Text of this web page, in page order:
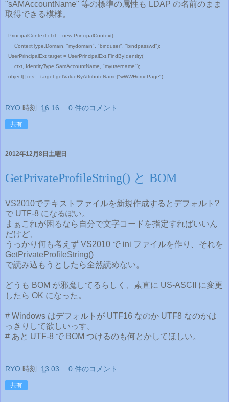
"sAMAccountName" 等の標準の属性も LDAP の名前のまま
取得できる模様。
PrincipalContext ctxt = new PrincipalContext(
ContextType.Domain, "mydomain", "binduser", "bindpasswd");
UserPrincipalExt target = UserPrincipalExt.FindByIdentity(
ctxt, IdentityType.SamAccountName, "myusername");
object[] res = target.getValueByAttributeName("wWWHomePage");
RYO 時刻: 16:16 0 件のコメント:
共有
2012年12月8日土曜日
GetPrivateProfileString() と BOM
VS2010でテキストファイルを新規作成するとデフォルト?
で UTF-8 になるぽい。
まぁこれが困るなら自分で文字コードを指定すればいいん
だけど、
うっかり何も考えず VS2010 で ini ファイルを作り、それを
GetPrivateProfileString()
で読み込もうとしたら全然読めない。
どうも BOM が邪魔してるらしく、素直に US-ASCII に変更
したら OK になった。
# Windows はデフォルトが UTF16 なのか UTF8 なのかは
っきりして欲しいっす。
# あと UTF-8 で BOM つけるのも何とかしてほしい。
RYO 時刻: 13:03 0 件のコメント:
共有